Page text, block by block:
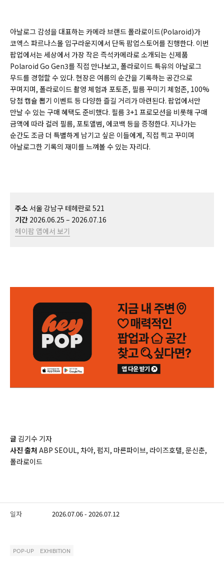
아날로그 감성을 대표하는 카메라 브랜드 폴라로이드(Polaroid)가
코엑스 파르나스몰 입구라운지에서 단독 팝업스토어를 진행한다. 이번
팝업에서는 세상에서 가장 작은 즉석카메라로 소개되는 신제품
Polaroid Go Gen3를 직접 만나보고, 폴라로이드 특유의 아날로그
무드를 경험할 수 있다. 현장은 여름의 순간을 기록하는 공간으로
꾸며지며, 폴라로이드 촬영 체험과 포토존, 필름 꾸미기 체험존, 100%
당첨 캡슐 뽑기 이벤트 등 다양한 즐길 거리가 마련된다. 팝업에서만
만날 수 있는 구매 혜택도 준비했다. 필름 3+1 프로모션을 비롯해 구매
금액에 따라 컬러 필름, 포토앨범, 에코백 등을 증정한다. 지나가는
순간도 조금 더 특별하게 남기고 싶은 이들에게, 직접 찍고 꾸미며
아날로그한 기록의 재미를 느껴볼 수 있는 자리다.
주소 서울 강남구 테헤란로 521
기간 2026.06.25 – 2026.07.16
헤이팝 앱에서 보기
글 김기수 기자
사진 출처 ABP SEOUL, 차아, 펍지, 마른파이브, 라이즈호텔, 문신춘,
폴라로이드
일자 2026.07.06 - 2026.07.12
POP-UP EXHIBITION